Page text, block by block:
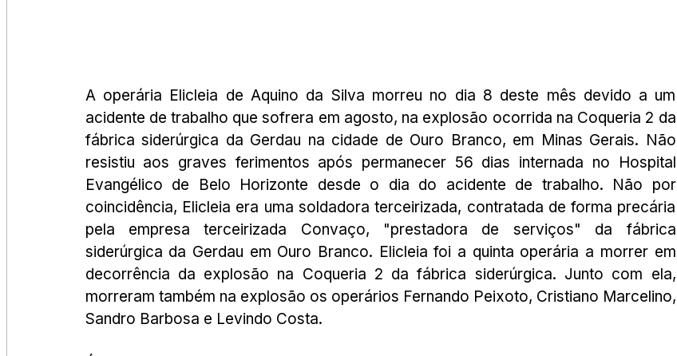
A operária Elicleia de Aquino da Silva morreu no dia 8 deste mês devido a um
acidente de trabalho que sofrera em agosto, na explosão ocorrida na Coqueria 2 da
fábrica siderúrgica da Gerdau na cidade de Ouro Branco, em Minas Gerais. Não
resistiu aos graves ferimentos após permanecer 56 dias internada no Hospital
Evangélico de Belo Horizonte desde o dia do acidente de trabalho. Não por
coincidência, Elicleia era uma soldadora terceirizada, contratada de forma precária
pela empresa terceirizada Convaço, "prestadora de serviços" da fábrica
siderúrgica da Gerdau em Ouro Branco. Elicleia foi a quinta operária a morrer em
decorrência da explosão na Coqueria 2 da fábrica siderúrgica. Junto com ela,
morreram também na explosão os operários Fernando Peixoto, Cristiano Marcelino,
Sandro Barbosa e Levindo Costa.